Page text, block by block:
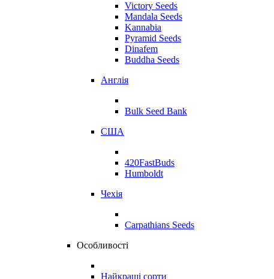
Victory Seeds
Mandala Seeds
Kannabia
Pyramid Seeds
Dinafem
Buddha Seeds
Англія
Bulk Seed Bank
США
420FastBuds
Humboldt
Чехія
Carpathians Seeds
Особливості
Найкращі сорти